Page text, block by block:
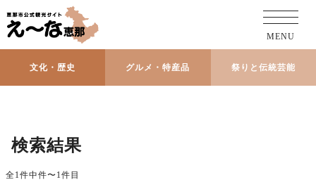
文化・歴史 グルメ・特産品 祭りと伝統芸能
MENU
検索結果
全1件中件〜1件目